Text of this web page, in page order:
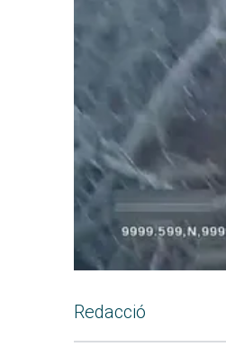
Redacció